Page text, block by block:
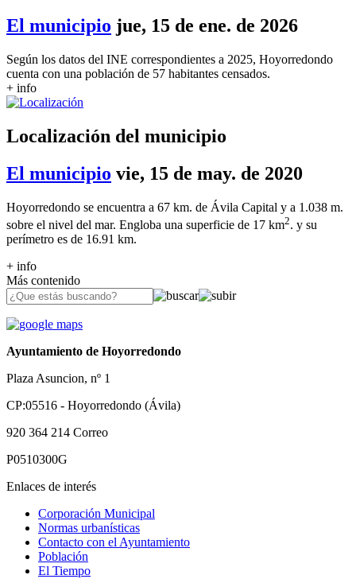
El municipio jue, 15 de ene. de 2026
Según los datos del INE correspondientes a 2025, Hoyorredondo
cuenta con una población de 57 habitantes censados.
+ info
Localización del municipio
El municipio vie, 15 de may. de 2020
Hoyorredondo se encuentra a 67 km. de Ávila Capital y a 1.038 m.
sobre el nivel del mar. Engloba una superficie de 17 km2. y su
perímetro es de 16.91 km.
+ info
Más contenido
Ayuntamiento de Hoyorredondo
Plaza Asuncion, nº 1
CP:05516 - Hoyorredondo (Ávila)
920 364 214 Correo
P0510300G
Enlaces de interés
Corporación Municipal
Normas urbanísticas
Contacto con el Ayuntamiento
Población
El Tiempo